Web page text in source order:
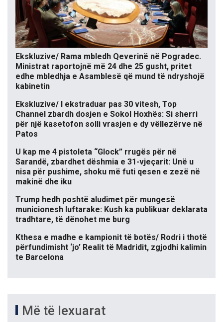
Ekskluzive/ Rama mbledh Qeverinë në Pogradec.
Ministrat raportojnë më 24 dhe 25 gusht, pritet
edhe mbledhja e Asamblesë që mund të ndryshojë
kabinetin
Ekskluzive/ I ekstraduar pas 30 vitesh, Top
Channel zbardh dosjen e Sokol Hoxhës: Si sherri
për një kasetofon solli vrasjen e dy vëllezërve në
Patos
U kap me 4 pistoleta “Glock” rrugës për në
Sarandë, zbardhet dëshmia e 31-vjeçarit: Unë u
nisa për pushime, shoku më futi qesen e zezë në
makinë dhe iku
Trump hedh poshtë aludimet për mungesë
municionesh luftarake: Kush ka publikuar deklarata
tradhtare, të dënohet me burg
Kthesa e madhe e kampionit të botës/ Rodri i thotë
përfundimisht ‘jo’ Realit të Madridit, zgjodhi kalimin
te Barcelona
Më të lexuarat